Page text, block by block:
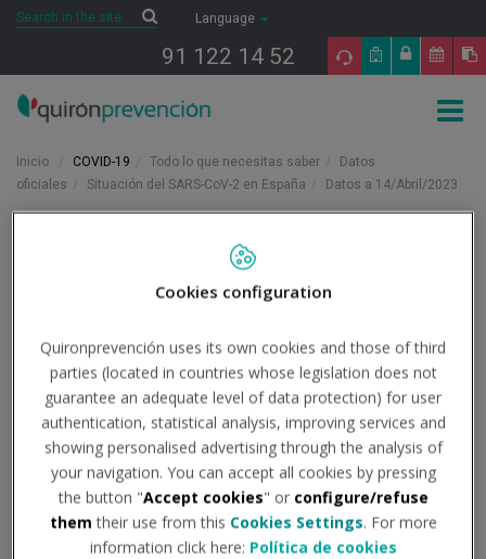
Saltar al contenido
Search SearchLanguage
91 122 14 52
Inicio COVID-19 Todo lo que necesitas saber
Datos
oficiales
Situación del SARS-CoV-2 en España Datos a 14/Abril/2023
Institución - Fuente: Ministerio de Sanidad
Tipo de documento:Información oficial
Exponemos a continuación evolución de los principales
datos epidemiológicos, según las cifras publicadas en la
Cookies configuration
Quironprevención uses its own cookies and those of third
parties (located in countries whose legislation does not
guarantee an adequate level of data protection) for user
authentication, statistical analysis, improving services and
showing personalised advertising through the analysis of
your navigation. You can accept all cookies by pressing
the button "Accept cookies" or configure/refuse
them their use from this Cookies Settings. For more
information click here: Política de cookies